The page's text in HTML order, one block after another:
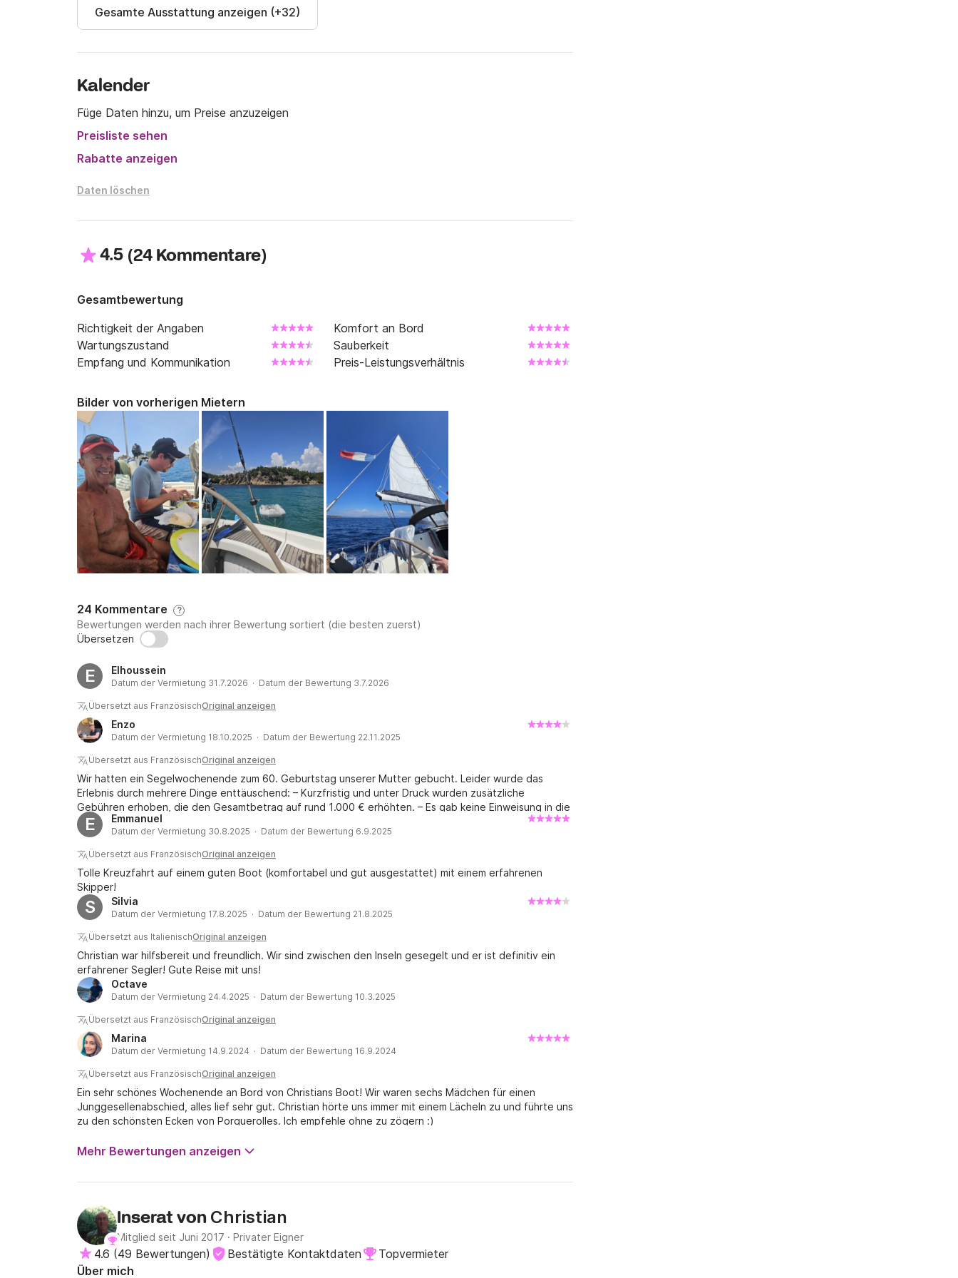
Wir sehen uns bald an Bord.
Christian
Gesamte Ausstattung anzeigen (+32)
Kalender
Füge Daten hinzu, um Preise anzuzeigen
Preisliste sehen
Rabatte anzeigen
Daten löschen
4.5 (24 Kommentare)
Gesamtbewertung
Richtigkeit der Angaben
Komfort an Bord
Wartungszustand
Sauberkeit
Empfang und Kommunikation
Preis-Leistungsverhältnis
Bilder von vorherigen Mietern
24 Kommentare ?
Bewertungen werden nach ihrer Bewertung sortiert (die besten zuerst)
Übersetzen
E Elhoussein
Datum der Vermietung 31.7.2026 · Datum der Bewertung 3.7.2026
Übersetzt aus FranzösischOriginal anzeigen
Enzo
Datum der Vermietung 18.10.2025 · Datum der Bewertung 22.11.2025
Übersetzt aus FranzösischOriginal anzeigen
Wir hatten ein Segelwochenende zum 60. Geburtstag unserer Mutter gebucht. Leider wurde das
Erlebnis durch mehrere Dinge enttäuschend: – Kurzfristig und unter Druck wurden zusätzliche
Gebühren erhoben, die den Gesamtbetrag auf rund 1.000 € erhöhten. – Es gab keine Einweisung in die
Route, die Sicherheitsvorkehrungen oder die Ausrüstung; wir mussten nach dem Zielort fragen. – Wir
wurden ohne Dank zu Mahlzeiten eingeladen und mussten dann an unserem Geburtstag in einem
Restaurant essen und die teuersten Gerichte auswählen, die wir komplett selbst bezahlen mussten. –
Verhalten und Navigation (Umgehung von Sperrzonen, Verweigerung des Anlegens im Hafen,
erzwungene Transfers in Zodiacs und mangelhafte Sicherheitsvorkehrungen gegenüber Tauchern). –
Am Ende der Reise wurde uns Treibstoff extra berechnet, was bei der Buchung nicht erwähnt wurde.
Kurz gesagt: ein Ausflug ohne Transparenz und Professionalität, weit entfernt von der Ruhe und
Entspannung, die wir uns für diesen besonderen Familientag gewünscht hatten. ****Antwort des
Eigentümers****** Hallo, bezüglich Enzos Kommentar fühle ich mich völlig übergangen, da er
schlichtweg falsch ist. Schauen Sie sich einfach die anderen Bewertungen der letzten Jahre an – meine
Richtlinien haben sich nicht geändert. Ich bin stets aufmerksam gegenüber meinen Kunden, die, wenn
sie mein Angebot gelesen haben, wissen, was sie erwartet, sodass es keine Überraschungen gibt.
Daher bitte ich meine aktuellen und zukünftigen Kunden, diesen Kommentar zu ignorieren. Vielen Dank,
Christian
E Emmanuel
Datum der Vermietung 30.8.2025 · Datum der Bewertung 6.9.2025
Übersetzt aus FranzösischOriginal anzeigen
Tolle Kreuzfahrt auf einem guten Boot (komfortabel und gut ausgestattet) mit einem erfahrenen
Skipper!
S Silvia
Datum der Vermietung 17.8.2025 · Datum der Bewertung 21.8.2025
Übersetzt aus ItalienischOriginal anzeigen
Christian war hilfsbereit und freundlich. Wir sind zwischen den Inseln gesegelt und er ist definitiv ein
erfahrener Segler! Gute Reise mit uns!
Octave
Datum der Vermietung 24.4.2025 · Datum der Bewertung 10.3.2025
Übersetzt aus FranzösischOriginal anzeigen
Marina
Datum der Vermietung 14.9.2024 · Datum der Bewertung 16.9.2024
Übersetzt aus FranzösischOriginal anzeigen
Ein sehr schönes Wochenende an Bord von Christians Boot! Wir waren sechs Mädchen für einen
Junggesellenabschied, alles lief sehr gut. Christian hörte uns immer mit einem Lächeln zu und führte uns
zu den schönsten Ecken von Porquerolles. Ich empfehle ohne zu zögern :)
Mehr Bewertungen anzeigen
Inserat von Christian
Mitglied seit Juni 2017 · Privater Eigner
4.6 (49 Bewertungen) Bestätigte Kontaktdaten
Topvermieter
Über mich